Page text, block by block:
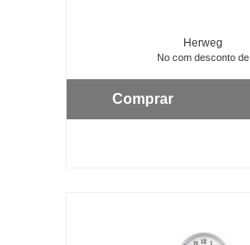
Herweg
No com desconto de
Comprar